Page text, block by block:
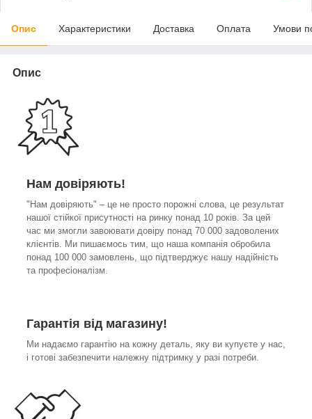
Опис Характеристики Доставка Оплата Умови
Опис
Нам довіряють!
"Нам довіряють" – це не просто порожні слова, це результат
нашої стійкої присутності на ринку понад 10 років. За цей
час ми змогли завоювати довіру понад 70 000 задоволених
клієнтів. Ми пишаємось тим, що наша компанія обробила
понад 100 000 замовлень, що підтверджує нашу надійність
та професіоналізм.
Гарантія від магазину!
Ми надаємо гарантію на кожну деталь, яку ви купуєте у нас,
і готові забезпечити належну підтримку у разі потреби.